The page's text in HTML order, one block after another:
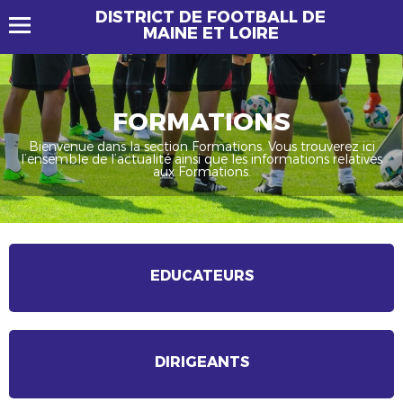
DISTRICT DE FOOTBALL DE
MAINE ET LOIRE
FORMATIONS
Bienvenue dans la section Formations. Vous trouverez ici
l’ensemble de l’actualité ainsi que les informations relatives
aux Formations.
EDUCATEURS
DIRIGEANTS